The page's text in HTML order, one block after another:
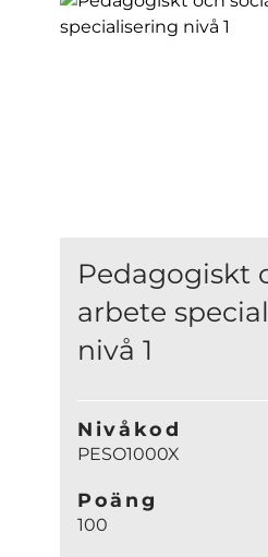
Pedagogiskt
arbete
nivå 1
Nivåkod
PESO1000X
Poäng
100